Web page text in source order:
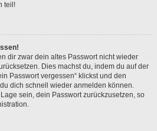
teil!
dir zwar dein altes Passwort nicht wieder
Dies machst du, indem du auf der
Passwort vergessen“ klickst und den
dich schnell wieder anmelden können.
sein, dein Passwort zurückzusetzen, so